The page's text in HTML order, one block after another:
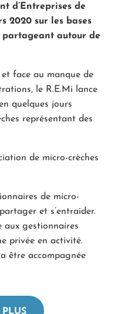
d’Entreprises de
2020 sur les bases
partageant autour de
face au manque de
le R.E.Mi lance
quelques jours
représentant des
de micro-crèches
de micro-
et s’entraider.
aux gestionnaires
privée en activité.
être accompagnée
PLUS